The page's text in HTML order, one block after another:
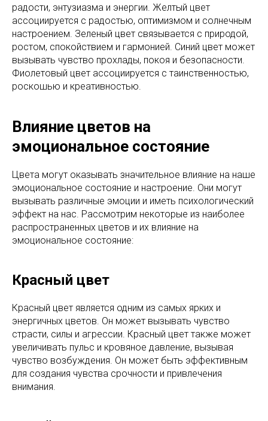
радости, энтузиазма и энергии. Желтый цвет
ассоциируется с радостью, оптимизмом и солнечным
настроением. Зеленый цвет связывается с природой,
ростом, спокойствием и гармонией. Синий цвет может
вызывать чувство прохлады, покоя и безопасности.
Фиолетовый цвет ассоциируется с таинственностью,
роскошью и креативностью.
Влияние цветов на
эмоциональное состояние
Цвета могут оказывать значительное влияние на наше
эмоциональное состояние и настроение. Они могут
вызывать различные эмоции и иметь психологический
эффект на нас. Рассмотрим некоторые из наиболее
распространенных цветов и их влияние на
эмоциональное состояние:
Красный цвет
Красный цвет является одним из самых ярких и
энергичных цветов. Он может вызывать чувство
страсти, силы и агрессии. Красный цвет также может
увеличивать пульс и кровяное давление, вызывая
чувство возбуждения. Он может быть эффективным
для создания чувства срочности и привлечения
внимания.